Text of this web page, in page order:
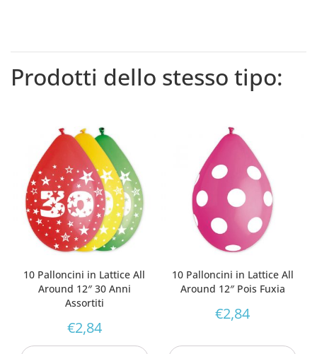
Prodotti dello stesso tipo:
10 Palloncini in Lattice All
Around 12″ 30 Anni
Assortiti
€2,84
10 Palloncini in Lattice All
Around 12″ Pois Fuxia
€2,84